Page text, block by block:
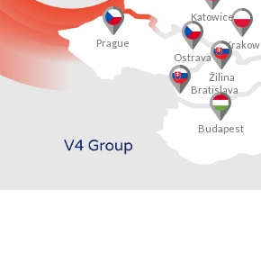
Prague
Ostrava
Krakow
Žilina
Bratislava
Budapest
Katowice